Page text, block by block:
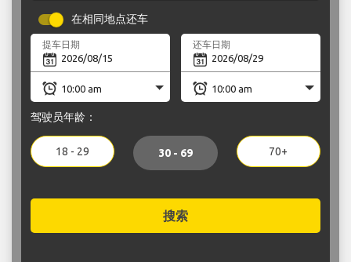
在相同地点还车
提车日期 还车日期
驾驶员年龄：
18 - 29 30 - 69 70+
搜索